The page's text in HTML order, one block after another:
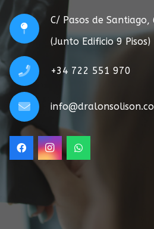
C/ Pasos de Santiago,
(Junto Edificio 9 Pisos)
+34 722 551 970